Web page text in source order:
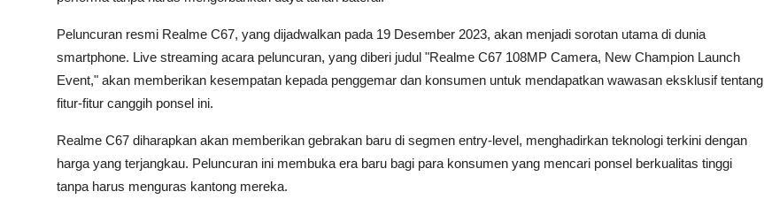
Peluncuran resmi Realme C67, yang dijadwalkan pada 19 Desember 2023, akan menjadi sorotan utama di dunia
smartphone. Live streaming acara peluncuran, yang diberi judul "Realme C67 108MP Camera, New Champion Launch
Event," akan memberikan kesempatan kepada penggemar dan konsumen untuk mendapatkan wawasan eksklusif tentang
fitur-fitur canggih ponsel ini.
Realme C67 diharapkan akan memberikan gebrakan baru di segmen entry-level, menghadirkan teknologi terkini dengan
harga yang terjangkau. Peluncuran ini membuka era baru bagi para konsumen yang mencari ponsel berkualitas tinggi
tanpa harus menguras kantong mereka.